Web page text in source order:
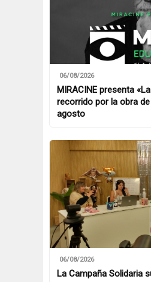
06/08/2026
MIRACINE presenta
recorrido por la obra
agosto
06/08/2026
La Campaña Solidaria